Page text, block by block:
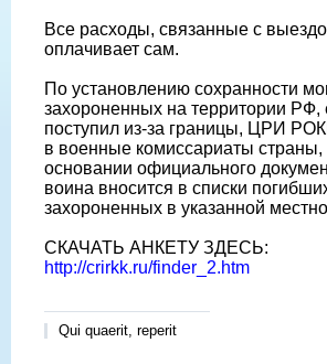
Все расходы, связанные с
оплачивает сам.
По установлению сохранности
захороненных на территории РФ,
поступил из-за границы, ЦРИ
в военные комиссариаты страны,
основании официального
воина вносится в списки
захороненных в указанной
СКАЧАТЬ АНКЕТУ ЗДЕСЬ:
http://crirkk.ru/finder_2.htm
Qui quaerit, reperit